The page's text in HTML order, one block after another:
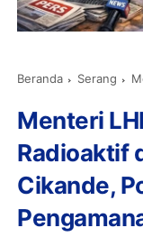
Beranda Serang
Menteri
Radioaktif
Cikande,